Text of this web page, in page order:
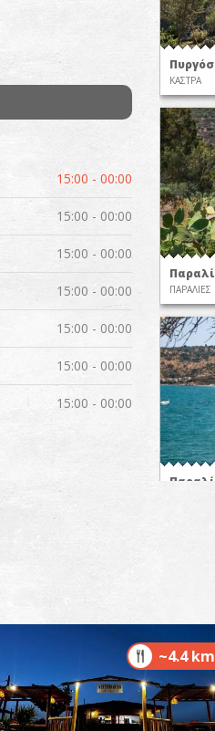
15:00 - 00:00
15:00 - 00:00
15:00 - 00:00
15:00 - 00:00
15:00 - 00:00
15:00 - 00:00
15:00 - 00:00
ΚΑΣΤΡΑ
ΠΑΡΑΛΙΕΣ
~4.4 km